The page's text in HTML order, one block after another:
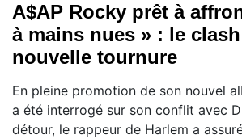
A$AP Rocky prêt à
à mains nues » : le
nouvelle tournure
En pleine promotion de son nouvel
a été interrogé sur son conflit avec
détour, le rappeur de Harlem a